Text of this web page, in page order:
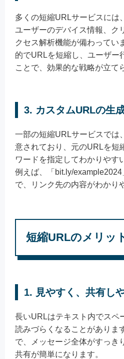
多くの短縮URLサービスには
ユーザーのデバイス情報、ク
クセス解析機能が備わってい
的でURLを短縮し、ユーザー
ことで、効果的な戦略が立て
3. カスタムURLの生
一部の短縮URLサービスでは
意されており、元のURLを短
ワードを指定してわかりやす
例えば、「bit.ly/example2024
で、リンク先の内容がわかり
短縮URLのメリッ
1. 見やすく、共有し
長いURLはテキスト内でスペ
読みづらくなることがありま
で、メッセージ全体がすっき
共有が簡単になります。